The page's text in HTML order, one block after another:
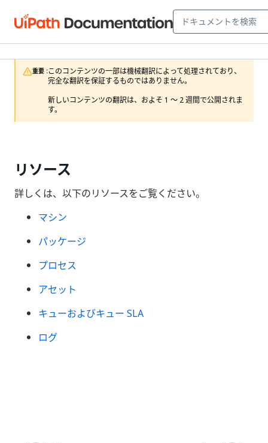
重要 :このコンテンツの一部は機械翻訳によって処理されており、
完全な翻訳を保証するものではありません。
新しいコンテンツの翻訳は、およそ 1 ～ 2 週間で公開されま
す。
リソース
詳しくは、以下のリソースをご覧ください。
マシン
パッケージ
プロセス
アセット
キューおよびキュー SLA
ログ